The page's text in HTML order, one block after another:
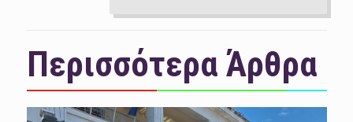
Περισσότερα Άρθρα